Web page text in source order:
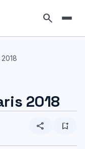
search
2018
share bookmark_add